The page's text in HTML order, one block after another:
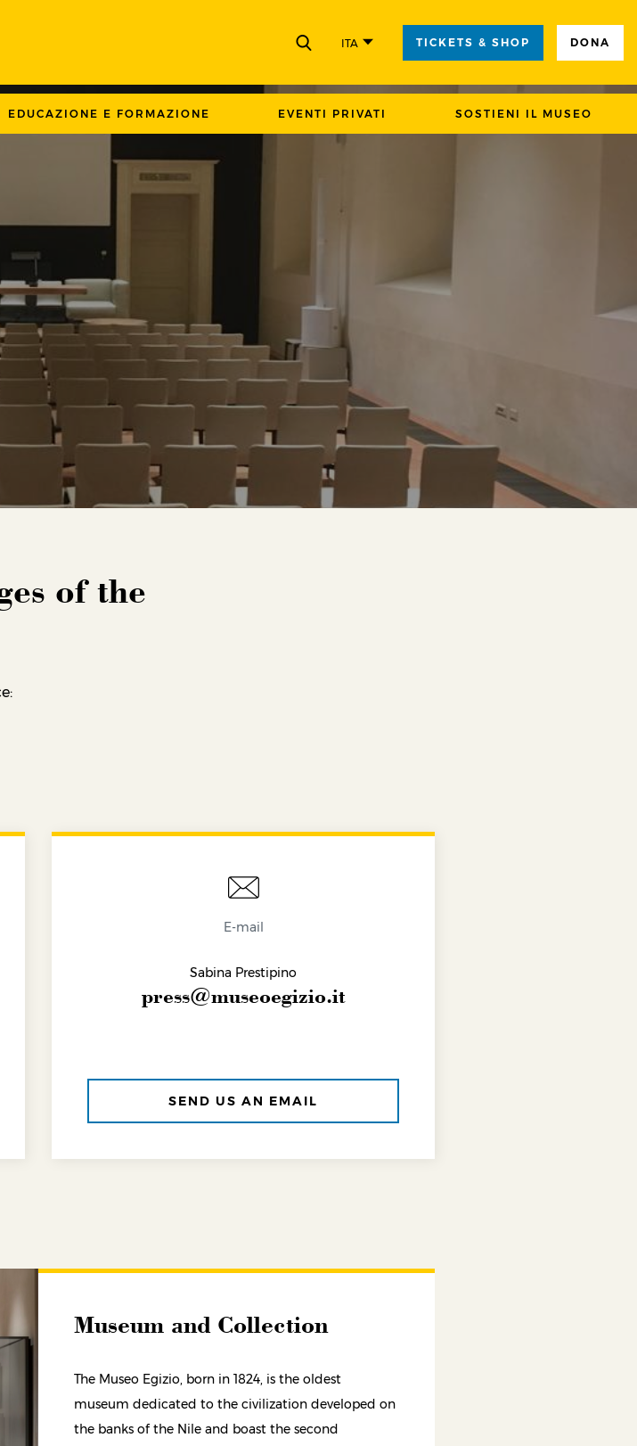
CHIUDI
ITA TICKETS & SHOP DONA
EDUCAZIONE E FORMAZIONE EVENTI PRIVATI SOSTIENI IL MUSEO
of the
E-mail
Sabina Prestipino
press@museoegizio.it
SEND US AN EMAIL
Museum and Collection
The Museo Egizio, born in 1824, is the oldest
museum dedicated to the civilization developed on
the banks of the Nile and boast the second